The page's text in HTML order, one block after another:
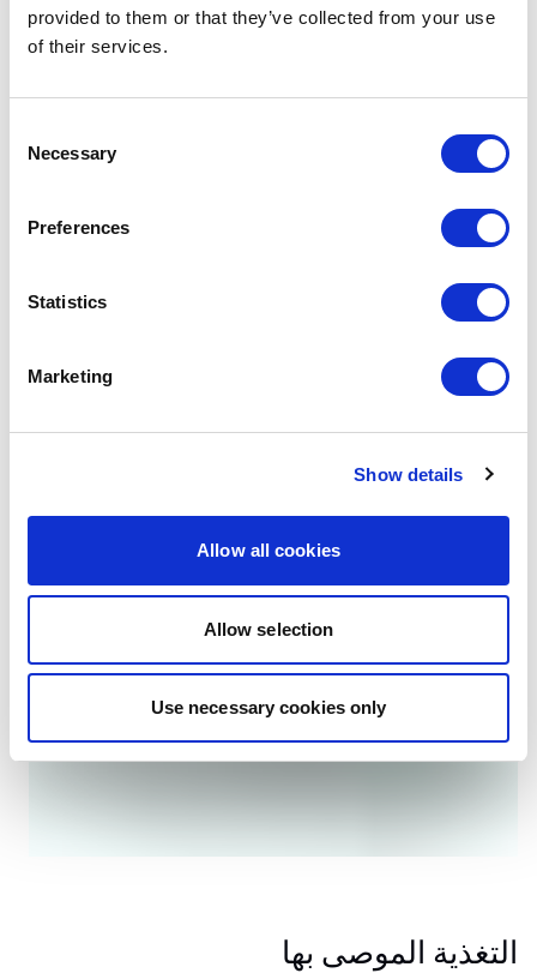
provided to them or that they’ve collected from your use
of their services.
Selection
Necessary
Preferences
Statistics
Marketing
Show details
Allow all cookies
Allow selection
Use necessary cookies only
للمساعدة في تعزيز جهاز المناعة والصحة العامة للجمبري.
اكتشف المنتجات ذات الصلة
التغذية الموصى بها